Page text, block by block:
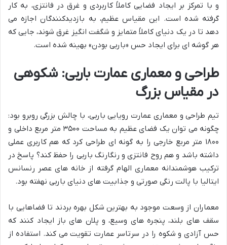
و با تمرکز بر ایجاد فضایی کاملاً کاربردی و غرق در فانتزی، به کار
گرفته شده است. این مقیاس عظیم، به بازدیدکنندگان اجازه می
دهد تا در یک دنیای کاملاً متمایز و شگفت انگیز غرق شوند، جایی که
هر گوشه ای برای ایجاد حس «باربی بودن» بهینه شده است.
طراحی و معماری عمارت باربی: شکوهی
در مقیاس بزرگ
تیم طراحی و معماری عمارت رویایی باربی، با چالش بزرگی روبرو بود:
چگونه می توان یک فضای عظیم به مساحت ۳۵۰۰ متر مربع داخلی و
۱۸۰۰ متر مربع خارجی را به گونه ای طراحی کرد که هم کاربری عملی
داشته باشد و هم روح فانتزی و رنگارنگ باربی را حفظ کند؟ پاسخ در
ترکیب هوشمندانه معماری الهام گرفته از خانه های عصر رنسانس
ایتالیا با پالت رنگی صورتی و جذابیت های دنیای باربی نهفته بود.
معماران از وسعت موجود به بهترین شکل بهره بردند تا فضاهایی با
سقف های بلند، پنجره های وسیع، و پلان های باز ایجاد کنند که
حس آزادی و شکوه را در سرتاسر عمارت تقویت می کند. استفاده از